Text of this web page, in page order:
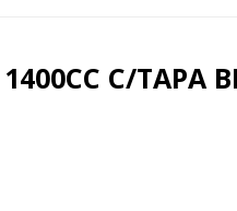
C/TAPA